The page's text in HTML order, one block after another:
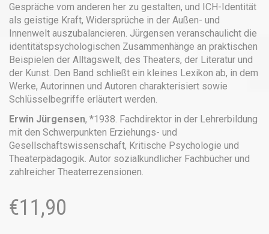
Gespräche vom anderen her zu gestalten, und ICH-Identität
als geistige Kraft, Widersprüche in der Außen- und
Innenwelt auszubalancieren. Jürgensen veranschaulicht die
identitätspsychologischen Zusammenhänge an praktischen
Beispielen der Alltagswelt, des Theaters, der Literatur und
der Kunst. Den Band schließt ein kleines Lexikon ab, in dem
Werke, Autorinnen und Autoren charakterisiert sowie
Schlüsselbegriffe erläutert werden.
Erwin Jürgensen, *1938. Fachdirektor in der Lehrerbildung
mit den Schwerpunkten Erziehungs- und
Gesellschaftswissenschaft, Kritische Psychologie und
Theaterpädagogik. Autor sozialkundlicher Fachbücher und
zahlreicher Theaterrezensionen.
€11,90